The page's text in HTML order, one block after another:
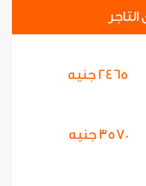
2465 جنيه
3570 جنيه